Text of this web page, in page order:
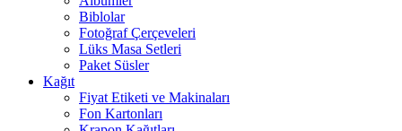
Biblolar
Fotoğraf Çerçeveleri
Lüks Masa Setleri
Paket Süsler
Kağıt
Fiyat Etiketi ve Makinaları
Fon Kartonları